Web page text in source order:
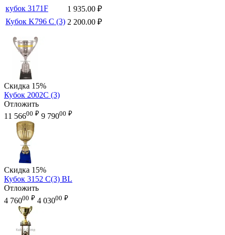
кубок 3171F
1 935.00 ₽
Кубок K796 C (3) 2 200.00 ₽
Скидка 15%
Кубок 2002C (3)
Отложить
11 56600 ₽ 9 79000 ₽
Скидка 15%
Кубок 3152 C(3) BL
Отложить
4 76000 ₽ 4 03000 ₽